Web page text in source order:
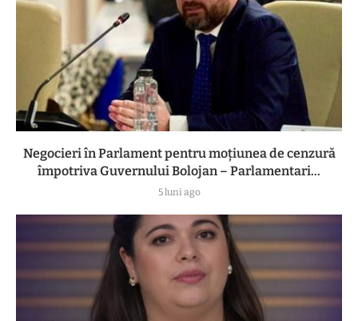
Negocieri în Parlament pentru moțiunea de cenzură
împotriva Guvernului Bolojan – Parlamentari...
5 luni ago